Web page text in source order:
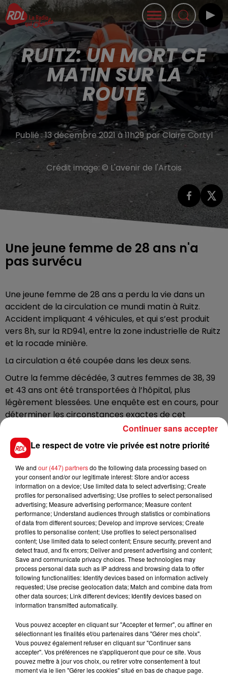
RUITZ: UN MORT CE
MATIN SUR LA
ROUTE
Publié : 13 décembre 2021 à 11h29 par Claire Cortyl
Crédit image: © L'avenir de l'Artois
Une jeune femme de 28 ans n'a
pas survécu
Une jeune femme de 28 ans a perdu la vie dans un
accident de la circulation ce mundi matin à Ruitz.
Accident impliquant 4 véhicules, et qui s’est produit
vers 8h, sur la RD941, entre la zone industrielle de Ruitz
et la rocade minière.
La circulation a été coupée dans les deux sens.
Outre la femme décédée, 3 autres femmes de 38, 39
et 43 ans ont été transportées à l’hôpital, plus
légèrement blessées. Une enquête est en cours, pour
déterminer les circonstances exactes de cet
FIL D'ACTUS
15 juillet 2026
BÉTHUNE: ENQUÊTE POUR HOMICIDE
VOLONTAIRE EN COURS, APRÈS LA...
Selon les premiers éléments, le logement servait
à des prostituées
Le respect de votre vie privée est notre priorité
We and our (447) partnersdo the following data processing based on
your consent and/or our legitimate interest: Store and/or access
information on a device; Use limited data to select advertising; Create
profiles for personalised advertising; Use profiles to select personalised
advertising; Measure advertising performance; Measure content
performance; Understand audiences through statistics or combinations
of data from different sources; Develop and improve services; Create
profiles to personalise content; Use profiles to select personalised
content; Use limited data to select content; Ensure security, prevent and
detect fraud, and fix errors; Deliver and present advertising and content;
Save and communicate privacy choices. These technologies may
process personal data such as IP address and browsing data to offer
following functionalities: Identify devices based on information actively
requested; Use precise geolocation data; Match and combine data from
other data sources; Link different devices; Identify devices based on
information transmitted automatically.
Vous pouvez accepter en cliquant sur "Accepter et fermer", ou affiner en
sélectionnant les finalités et/ou partenaires dans "Gérer mes choix".
Vous pouvez également refuser en cliquant sur "Continuer sans
accepter". Vos préférences ne s'appliqueront que pour ce site. Vous
pouvez mettre à jour vos choix, ou retirer votre consentement à tout
moment via le lien "Gérer les cookies" situé en bas de chaque page.
Continuer sans accepter